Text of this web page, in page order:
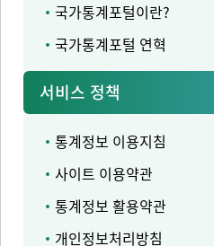
국가통계포털이란?
국가통계포털 연혁
서비스 정책
통계정보 이용지침
사이트 이용약관
통계정보 활용약관
개인정보처리방침